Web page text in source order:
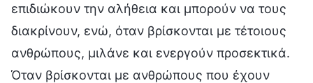
επιδιώκουν την αλήθεια και μπορούν να τους
διακρίνουν, ενώ, όταν βρίσκονται με τέτοιους
ανθρώπους, μιλάνε και ενεργούν προσεκτικά.
Όταν βρίσκονται με ανθρώπους που έχουν